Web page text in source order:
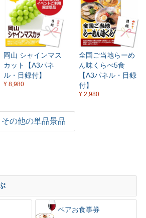
×
岡山 シャインマス
カット【A3パネ
ル・目録付】
¥ 8,980
全国ご当地らーめ
ん味くらべ5食
【A3パネル・目録
付】
¥ 2,980
その他の単品景品
ペアお食事券